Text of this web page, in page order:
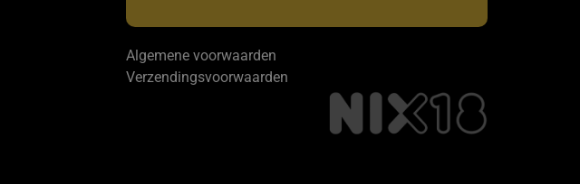
Algemene voorwaarden
Verzendingsvoorwaarden